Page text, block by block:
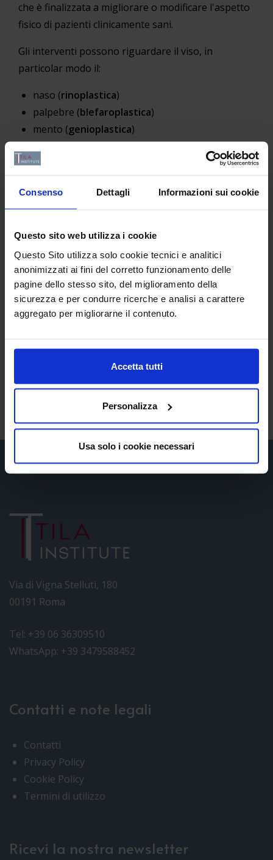
Consenso Dettagli Informazioni sui cookie
Questo sito web utilizza i cookie
Questo Sito utilizza solo cookie tecnici e analitici
anonimizzati ai fini del corretto funzionamento delle
pagine dello stesso sito, del miglioramento della
sicurezza e per condurre ricerche e analisi a carattere
aggregato per migliorarne il contenuto.
Accetta tutti
Personalizza
Usa solo i cookie necessari
che è finalizzata a migliorare o modificare l'aspetto
fisico di pazienti clinicamente sani.
Gli interventi possono riguardare il viso, in
particolar modo il:
naso (rinoplastica)
palpebre (blefaroplastica)
mento (genioplastica)
orecchie (otoplastica)
eriduttiva
rughe (ritidectomia o lifting) o del tessuto adiposo
(lipofilling ). Altri interventi sul viso riguardano gli
zigomi, la mandibola e la mascella.
La chirurgia estetica si occupa anche di interventi di
addominoplasticaper la ricostruzione dei muscoli
rimozione del tessuto adiposo sovrabbondante.
si avvale del supporto di medici
professionisti del settore ed è convenzionata con la
Clinica Medica Villa Claudia, Roma.
Via di Vigna Stelluti, 180
00191 Roma
Tel: +39 06 36309510
WhatsApp: +39 3479588452
Contatti e note legali
Contatti
Privacy Policy
Cookie Policy
Termini di utilizzo
Ricevi la nostra newsletter